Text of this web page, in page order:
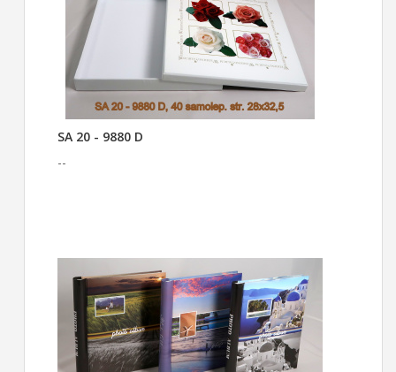
SA 20 - 9880 D
--